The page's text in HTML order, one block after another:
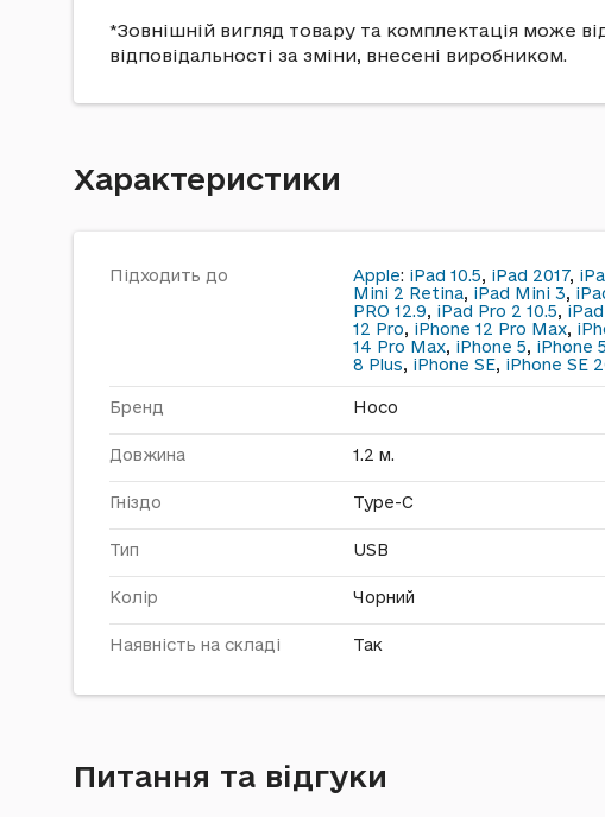
*Зовнішній вигляд товару та комплектація може
відповідальності за зміни, внесені виробником.
Характеристики
Підходить до Apple: iPad 10.5, iPad 2017,
Mini 2 Retina, iPad Mini 3,
PRO 12.9, iPad Pro 2 10.5,
12 Pro, iPhone 12 Pro Max,
14 Pro Max, iPhone 5, iPhone
8 Plus, iPhone SE, iPhone SE
Бренд Hoco
Довжина 1.2 м.
Гніздо Type-C
Тип USB
Колір Чорний
Наявність на складі Так
Питання та відгуки